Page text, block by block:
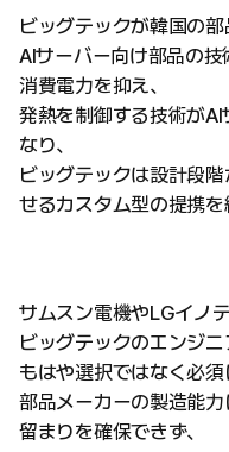
ビッグテックが韓国の部
AIサーバー向け部品の技
消費電力を抑え、
発熱を制御する技術が
なり、
ビッグテックは設計段
せるカスタム型の提携を
サムスン電機やLGイノ
ビッグテックのエンジニ
もはや選択ではなく必須
部品メーカーの製造能
留まりを確保できず、